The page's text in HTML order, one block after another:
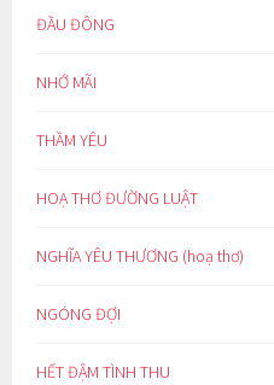
ĐẦU ĐÔNG
NHỚ MÃI
THẦM YÊU
HOẠ THƠ ĐƯỜNG LUẬT
NGHĨA YÊU THƯƠNG (hoạ thơ)
NGÓNG ĐỢI
HẾT ĐẬM TÌNH THU